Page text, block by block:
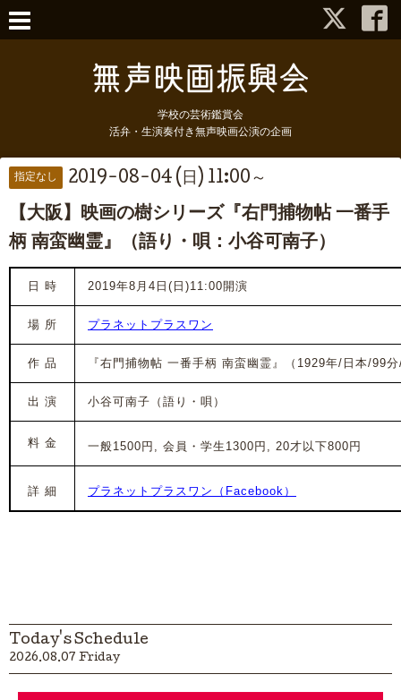
学校の芸術鑑賞会
活弁・生演奏付き無声映画公演の企画
指定なし 2019-08-04 (日) 11:00～
【大阪】映画の樹シリーズ『右門捕物帖 一番手
柄 南蛮幽霊』（語り・唄：小谷可南子）
日 時 2019年8月4日(日)11:00開演
場 所 プラネットプラスワン
作 品 『右門捕物帖 一番手柄 南蛮幽霊』（1929年/日本/99
出 演 小谷可南子（語り・唄）
料 金 一般1500円, 会員・学生1300円, 20才以下800円
詳 細 プラネットプラスワン（Facebook）
Today's Schedule
2026.08.07 Friday